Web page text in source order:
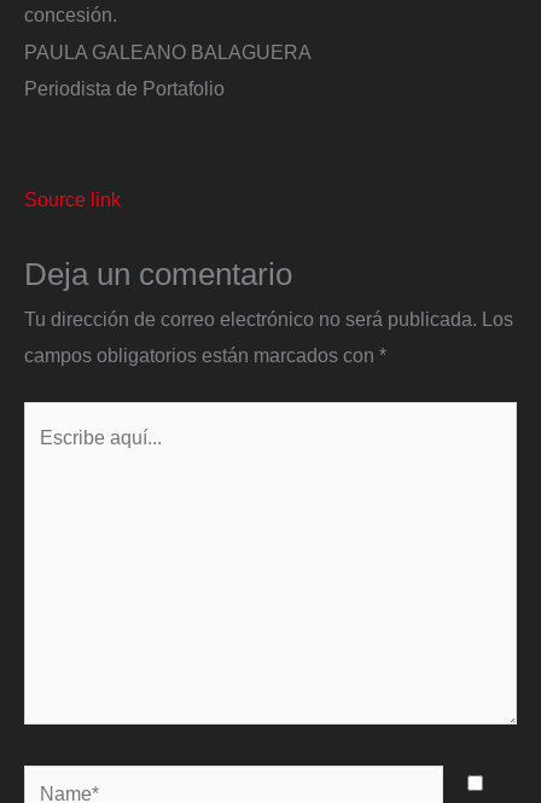
concesión.
PAULA GALEANO BALAGUERA
Periodista de Portafolio
Source link
Deja un comentario
Tu dirección de correo electrónico no será publicada. Los
campos obligatorios están marcados con *
Name*